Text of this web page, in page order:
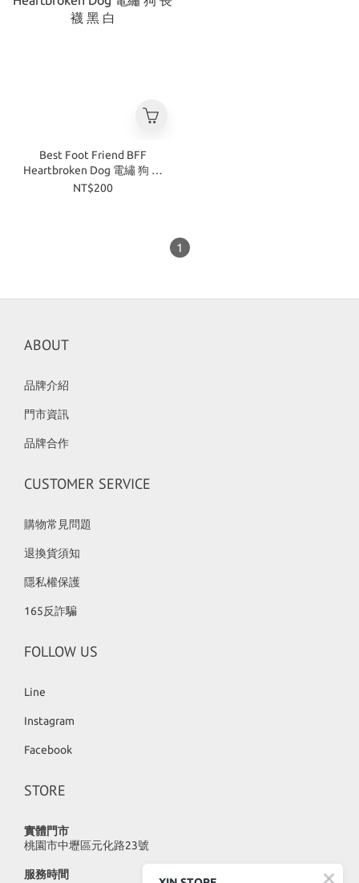
Best Foot Friend BFF
Heartbroken Dog 電繡 狗 長
襪 黑 白
NT$200
1
ABOUT
品牌介紹
門市資訊
品牌合作
CUSTOMER SERVICE
購物常見問題
退換貨須知
隱私權保護
165反詐騙
FOLLOW US
Line
Instagram
Facebook
STORE
實體門市
桃園市中壢區元化路23號
服務時間